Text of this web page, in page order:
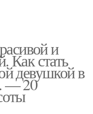
и
Как стать
девушкой в
— 20